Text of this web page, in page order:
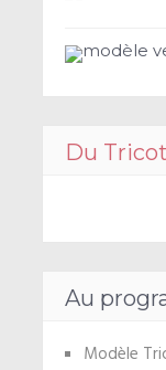
modèle
Du
Au
Modèle